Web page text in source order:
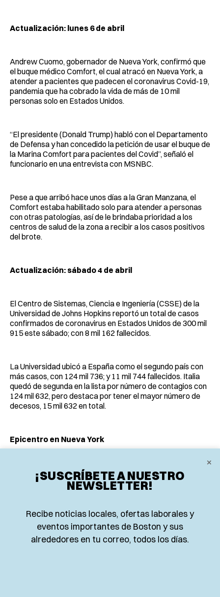
Actualización: lunes 6 de abril
Andrew Cuomo, gobernador de Nueva York, confirmó que
el buque médico Comfort, el cual atracó en Nueva York, a
atender a pacientes que padecen el coronavirus Covid-19,
pandemia que ha cobrado la vida de más de 10 mil
personas solo en Estados Unidos.
“El presidente (Donald Trump) habló con el Departamento
de Defensa y han concedido la petición de usar el buque de
la Marina Comfort para pacientes del Covid”, señaló el
funcionario en una entrevista con MSNBC.
Pese a que arribó hace unos días a la Gran Manzana, el
Comfort estaba habilitado solo para atender a personas
con otras patologías, así de le brindaba prioridad a los
centros de salud de la zona a recibir a los casos positivos
del brote.
Actualización: sábado 4 de abril
El Centro de Sistemas, Ciencia e Ingeniería (CSSE) de la
Universidad de Johns Hopkins reportó un total de casos
confirmados de coronavirus en Estados Unidos de 300 mil
915 este sábado; con 8 mil 162 fallecidos.
La Universidad ubicó a España como el segundo país con
más casos, con 124 mil 736; y 11 mil 744 fallecidos. Italia
quedó de segunda en la lista por número de contagios con
124 mil 632, pero destaca por tener el mayor número de
decesos, 15 mil 632 en total.
Epicentro en Nueva York
En el estado de Nueva York, el gobernador Andrew Cuomo
cifró en 113 mil 704 los contagios por coronavirus y en 3 mil
565 el número de muertos, en una conferencia ofrecida
En un solo día el número de casos de COVID-19 aumentó
en 10 mil 841, por lo que el estado es el más afectado de
×
¡SUSCRÍBETE A NUESTRO
NEWSLETTER!
Recibe noticias locales, ofertas laborales y
eventos importantes de Boston y sus
alrededores en tu correo, todos los días.